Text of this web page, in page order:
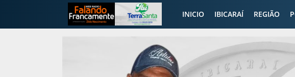
INICIO IBICARAÍ REGIÃO